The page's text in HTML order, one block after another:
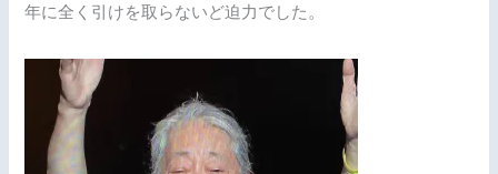
年に全く引けを取らないど迫力でした。